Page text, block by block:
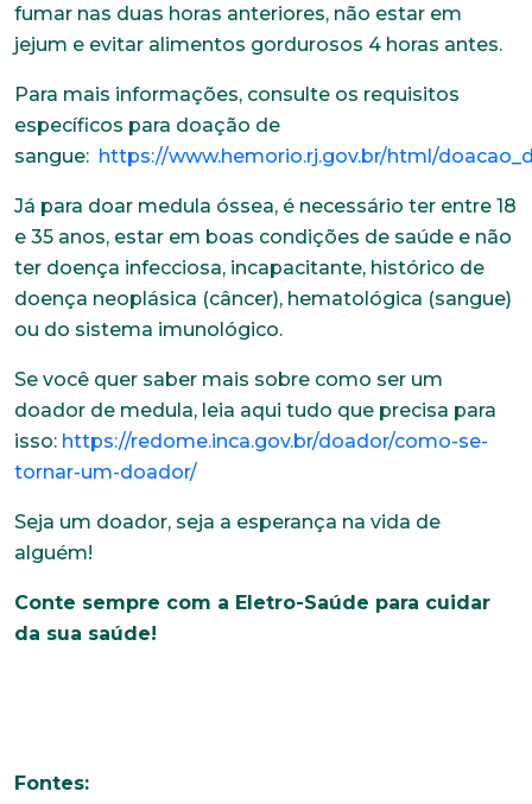
fumar nas duas horas anteriores, não estar em
jejum e evitar alimentos gordurosos 4 horas antes.
Para mais informações, consulte os requisitos
específicos para doação de
sangue: https://www.hemorio.rj.gov.br/html/
Já para doar medula óssea, é necessário ter entre 18
e 35 anos, estar em boas condições de saúde e não
ter doença infecciosa, incapacitante, histórico de
doença neoplásica (câncer), hematológica (sangue)
ou do sistema imunológico.
Se você quer saber mais sobre como ser um
doador de medula, leia aqui tudo que precisa para
isso: https://redome.inca.gov.br/doador/como-se-
tornar-um-doador/
Seja um doador, seja a esperança na vida de
alguém!
Conte sempre com a Eletro-Saúde para cuidar
da sua saúde!
Fontes:
Telefone
Endereço
Bairro
Cidade
Naturalidade